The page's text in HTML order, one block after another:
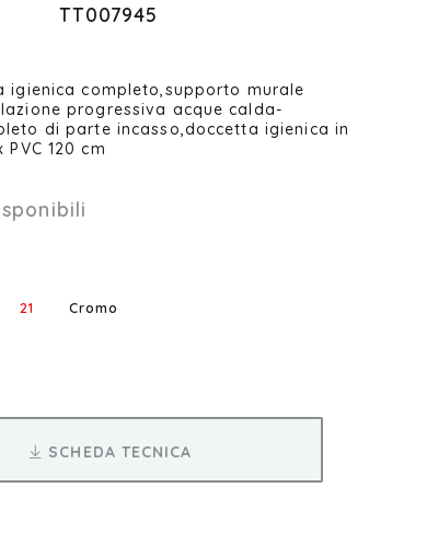
TT007945
igienica completo,supporto murale
progressiva acque calda-
di parte incasso,doccetta igienica in
120 cm
21 Cromo
SCHEDA TECNICA